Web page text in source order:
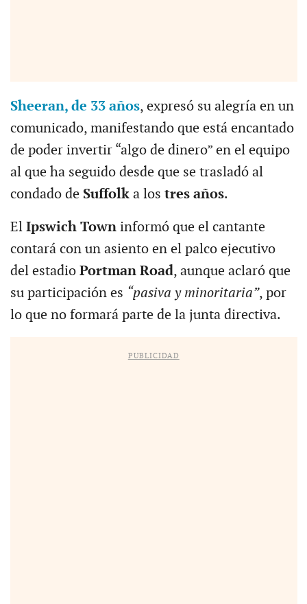
Sheeran, de 33 años, expresó su alegría en un
comunicado, manifestando que está encantado
de poder invertir “algo de dinero” en el equipo
al que ha seguido desde que se trasladó al
condado de Suffolka los tres años.
El Ipswich Towninformó que el cantante
contará con un asiento en el palco ejecutivo
del estadio Portman Road, aunque aclaró que
su participación es “pasiva y minoritaria”, por
lo que no formará parte de la junta directiva.
PUBLICIDAD